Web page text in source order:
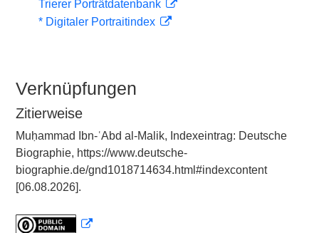
Trierer Porträtdatenbank
* Digitaler Portraitindex
Verknüpfungen
Zitierweise
Muḥammad Ibn-ʿAbd al-Malik, Indexeintrag: Deutsche
Biographie, https://www.deutsche-
biographie.de/gnd1018714634.html#indexcontent
[06.08.2026].